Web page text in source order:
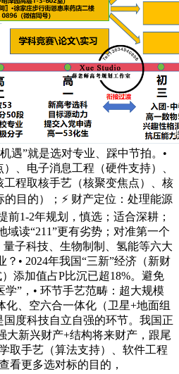
遇”就是选对专业、踩中节拍。•
、电子消息工程（硬件支持）、
工程取核手艺（核聚变焦点）、核
目的）；⚡ 财产定位：处理能源
前1-2年规划，慎选；适合深耕；
域读“211”更有劣势；对准第一个
量子科技、生物制制、氢能等六大
• 2024年我国“三新”经济（新财
添加值占P比沉已超18%。避免
学”，• 环节手艺范畴：超大规模
、空六合一体化（卫星+地面组
度科技自立自强的环节。我国正
大新兴财产+结构将来财产，跟尾
取手艺（算法支持）、软件工程
看更多选对标的目的，